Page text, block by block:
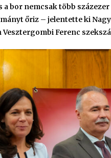
a bor nemcsak több
őriz – jelentette ki
Vesztergombi Ferenc